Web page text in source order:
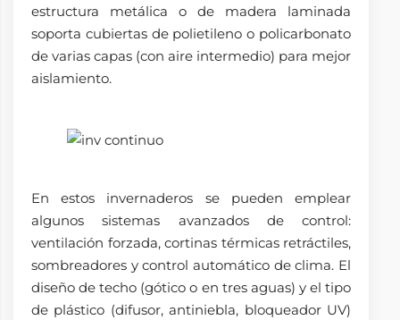
estructura metálica o de madera laminada
soporta cubiertas de polietileno o policarbonato
de varias capas (con aire intermedio) para mejor
aislamiento.
En estos invernaderos se pueden emplear
algunos sistemas avanzados de control:
ventilación forzada, cortinas térmicas retráctiles,
sombreadores y control automático de clima. El
diseño de techo (gótico o en tres aguas) y el tipo
de plástico (difusor, antiniebla, bloqueador UV)